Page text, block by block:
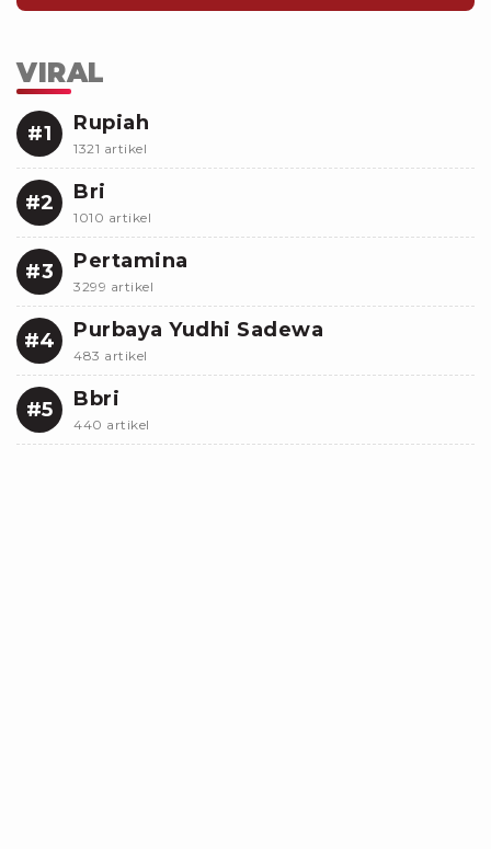
VIRAL
#1 Rupiah
1321 artikel
#2 Bri
1010 artikel
#3 Pertamina
3299 artikel
#4 Purbaya Yudhi Sadewa
483 artikel
#5 Bbri
440 artikel